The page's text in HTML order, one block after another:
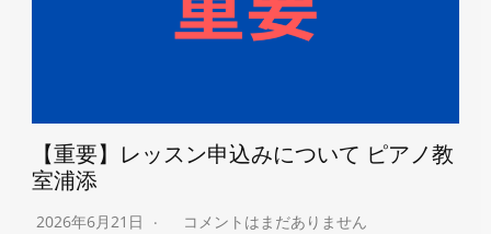
【重要】レッスン申込みについて ピアノ教
室浦添
2026年6月21日 コメントはまだありません